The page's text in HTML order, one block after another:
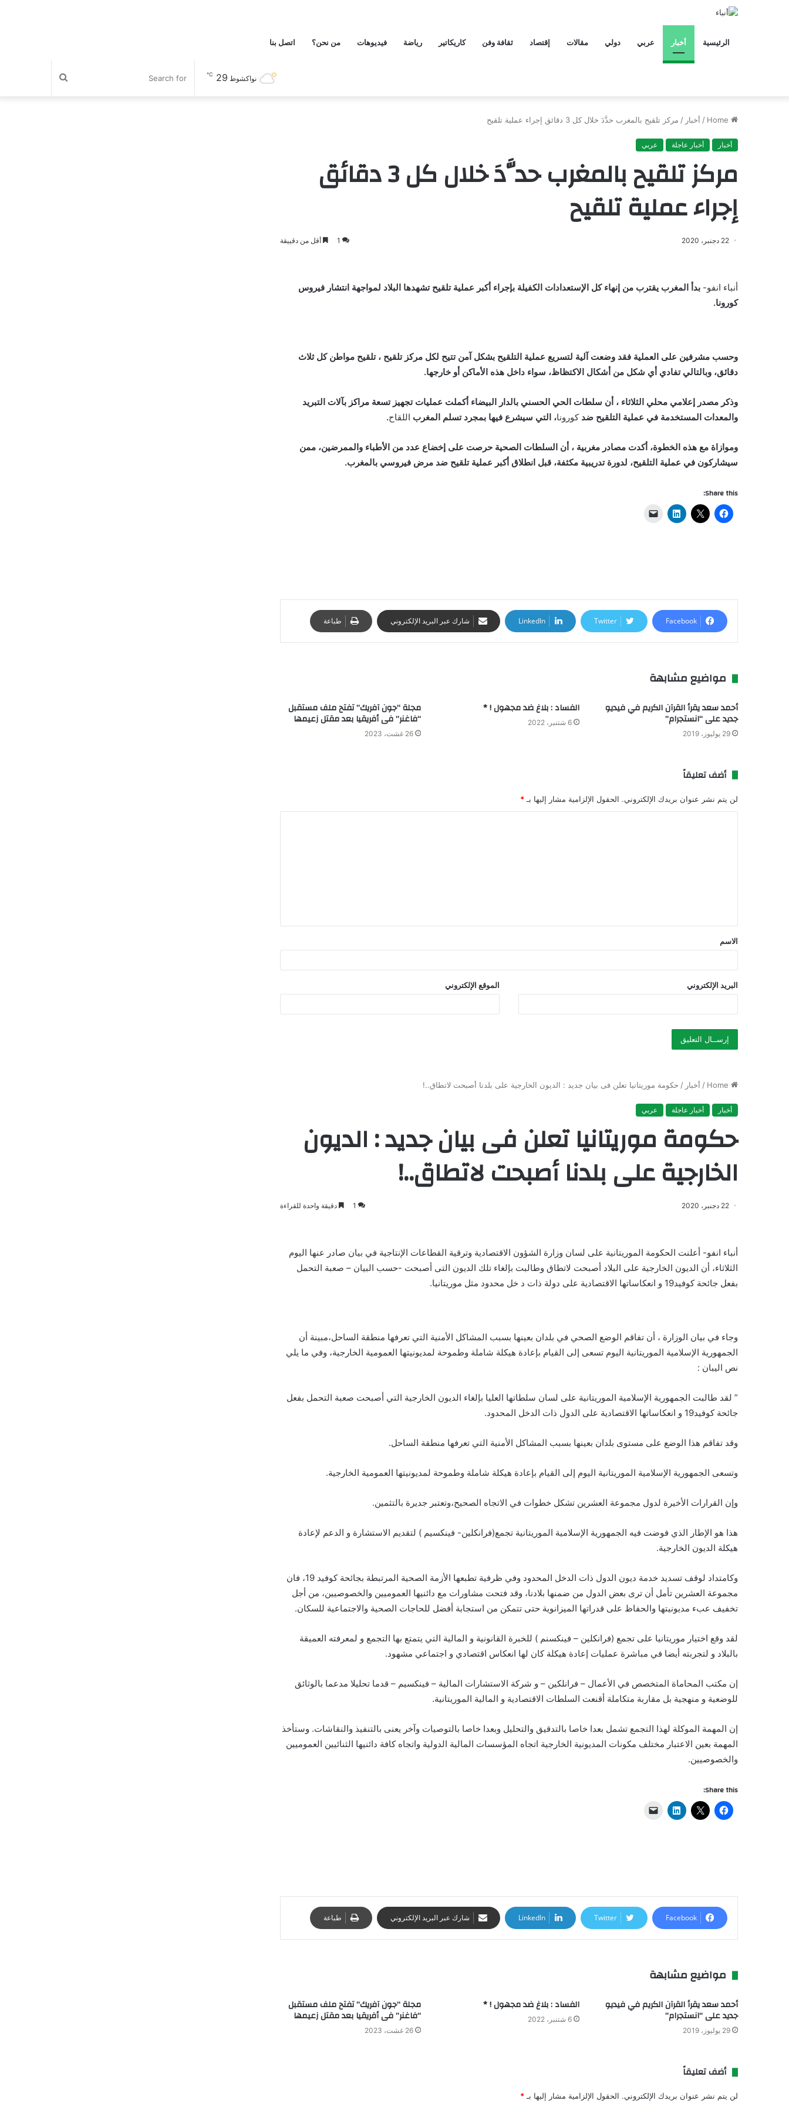
الرئيسية أخبار عربي دولي مقالات إقتصاد ثقافة وفن كاريكاتير رياضة فيديوهات من نحن؟ اتصل بنا
Search نواكشوط 29
℃
/ أخبار / مركز تلقيح بالمغرب حدَّدَ خلال كل 3 دقائق إجراء عملية تلقيح
أخبار أخبار عاجلة عربي
مركز تلقيح بالمغرب حدَّدَ خلال كل 3 دقائق
إجراء عملية تلقيح
22 دجنبر، 2020 1 أقل من دقييقة
أنباء انفو- بدأ المغرب يقترب من إنهاء كل الإستعدادات الكفيلة بإجراء أكبر عملية تلقيح تشهدها البلاد لمواجهة انتشار فيروس
كورونا.
وحسب مشرفين على العملية فقد وضعت آلية لتسريع عملية التلقيح بشكل آمن تتيح لكل مركز تلقيح ، تلقيح مواطن كل ثلاث
دقائق، وبالتالي تفادي أي شكل من أشكال الاكتظاظ، سواء داخل هذه الأماكن أو خارجها.
وذكر مصدر إعلامي محلي الثلاثاء ، أن سلطات الحي الحسني بالدار البيضاء أكملت عمليات تجهيز تسعة مراكز بآلات التبريد
والمعدات المستخدمة في عملية التلقيح ضدكورونا، التي سيشرع فيها بمجرد تسلم المغرب اللقاح.
وموازاة مع هذه الخطوة، أكدت مصادر مغربية ، أن السلطات الصحية حرصت على إخضاع عدد من الأطباء والممرضين، ممن
سيشاركون في عملية التلقيح، لدورة تدريبية مكثفة، قبل انطلاق أكبر عملية تلقيح ضد مرض فيروسي بالمغرب.
Share this:
Facebook
Twitter
LinkedIn شارك عبر البريد الإلكتروني طباعة
مواضيع مشابهة
أحمد سعد يقرأ القرآن الكريم في فيديو
جديد على “انستجرام”
29 يوليوز، 2019
الفساد : بلاغ ضد مجهول ! *
6 شتنبر، 2022
مجلة “جون آفريك” تفتح ملف مستقبل
“فاغنر” فى أفريقيا بعد مقتل زعيمها
26 غشت، 2023
أضف تعليقاً
لن يتم نشر عنوان بريدك الإلكتروني. الحقول الإلزامية مشار إليها بـ *
ق
*
الاسم
البريد الإلكتروني الموقع الإلكتروني